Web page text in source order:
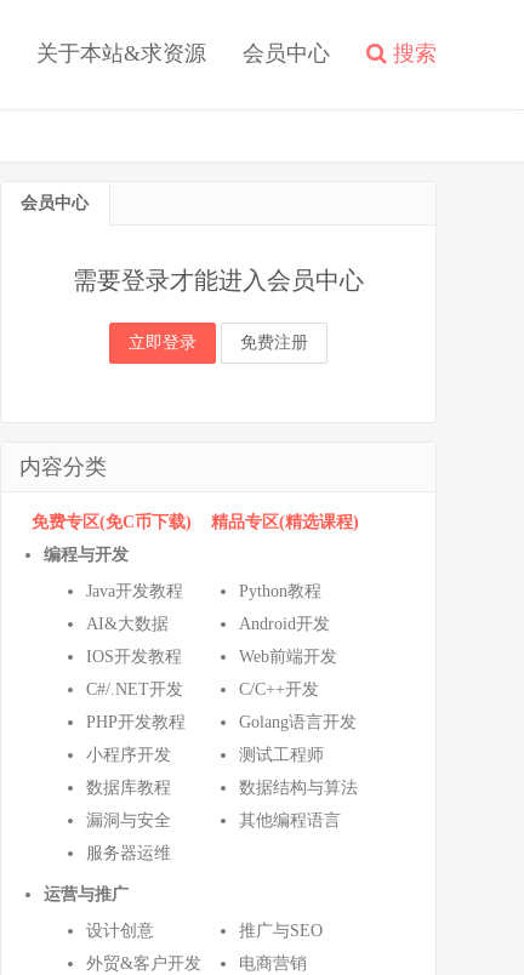
关于本站&求资源 会员中心 搜索
会员中心
需要登录才能进入会员中心
立即登录 免费注册
内容分类
免费专区(免C币下载)
精品专区(精选课程)
编程与开发
Java开发教程
Python教程
AI&大数据
Android开发
IOS开发教程
Web前端开发
C#/.NET开发
C/C++开发
PHP开发教程
Golang语言开发
小程序开发
测试工程师
数据库教程
数据结构与算法
漏洞与安全
其他编程语言
服务器运维
运营与推广
设计创意
推广与SEO
外贸&客户开发
电商营销